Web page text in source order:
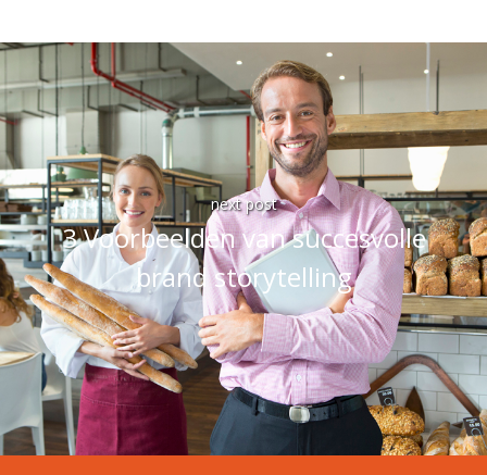
next post
3 Voorbeelden van succesvolle
brand storytelling